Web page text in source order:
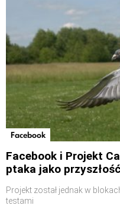
Facebook
Facebook i Projekt
ptaka jako
Projekt został jednak w
testami